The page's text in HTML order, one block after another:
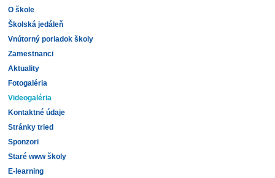
O škole
Školská jedáleň
Vnútorný poriadok školy
Zamestnanci
Aktuality
Fotogaléria
Videogaléria
Kontaktné údaje
Stránky tried
Sponzori
Staré www školy
E-learning